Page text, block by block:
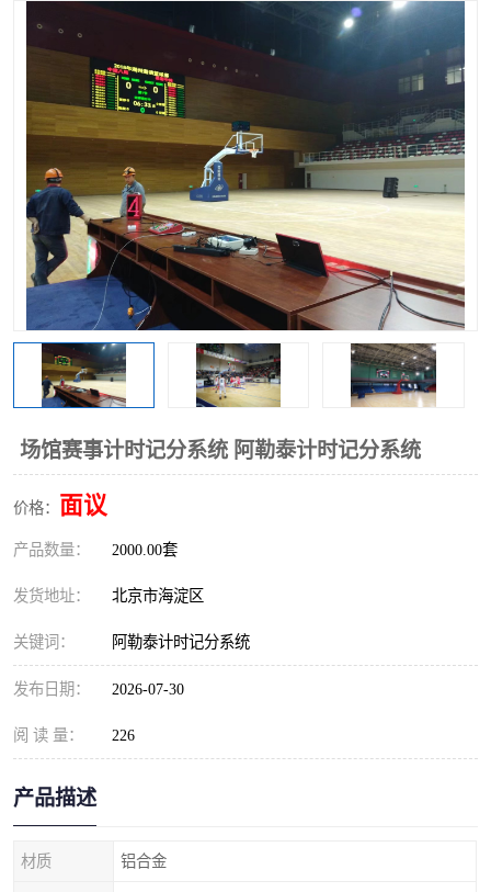
场馆赛事计时记分系统 阿勒泰计时记分系统
价格： 面议
产品数量： 2000.00套
发货地址： 北京市海淀区
关键词： 阿勒泰计时记分系统
发布日期： 2026-07-30
阅 读 量： 226
产品描述
材质 铝合金